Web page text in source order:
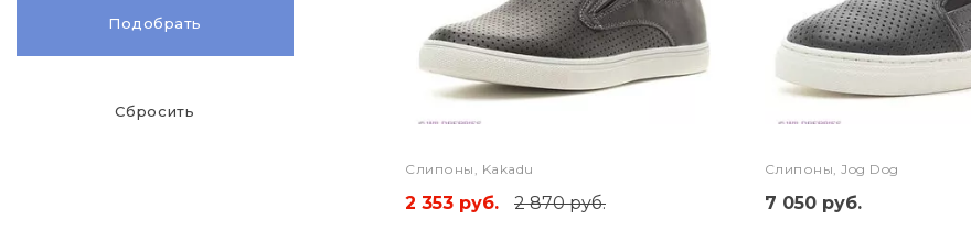
Подобрать
Сбросить
Слипоны, Kakadu
2 353 руб. 2 870 руб.
Слипоны, Jog Dog
7 050 руб.